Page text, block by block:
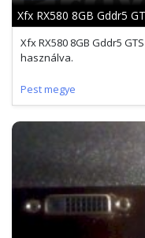
Xfx RX580 8GB Gddr5
Xfx RX580 8GB Gddr5
használva.
Pest megye